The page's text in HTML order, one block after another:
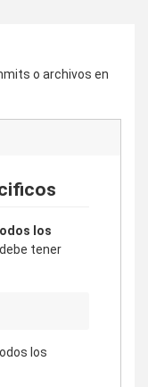
o archivos en
los
tener
los